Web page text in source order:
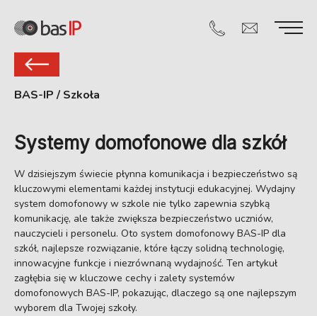
BAS-IP / Szkoła
Systemy domofonowe dla szkół
W dzisiejszym świecie płynna komunikacja i bezpieczeństwo są
kluczowymi elementami każdej instytucji edukacyjnej. Wydajny
system domofonowy w szkole nie tylko zapewnia szybką
komunikację, ale także zwiększa bezpieczeństwo uczniów,
nauczycieli i personelu. Oto system domofonowy BAS-IP dla
szkół, najlepsze rozwiązanie, które łączy solidną technologię,
innowacyjne funkcje i niezrównaną wydajność. Ten artykuł
zagłębia się w kluczowe cechy i zalety systemów
domofonowych BAS-IP, pokazując, dlaczego są one najlepszym
wyborem dla Twojej szkoły.